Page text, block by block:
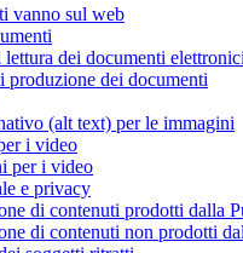
vanno sul web
dei documenti elettronici
produzione dei documenti
(alt text) per le immagini
i video
per i video
e privacy
di contenuti prodotti dalla
di contenuti non prodotti